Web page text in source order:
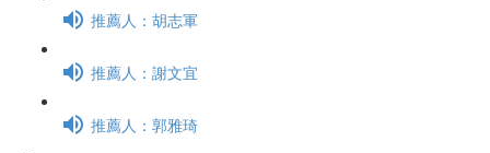
推薦人：胡志軍
推薦人：謝文宜
推薦人：郭雅琦